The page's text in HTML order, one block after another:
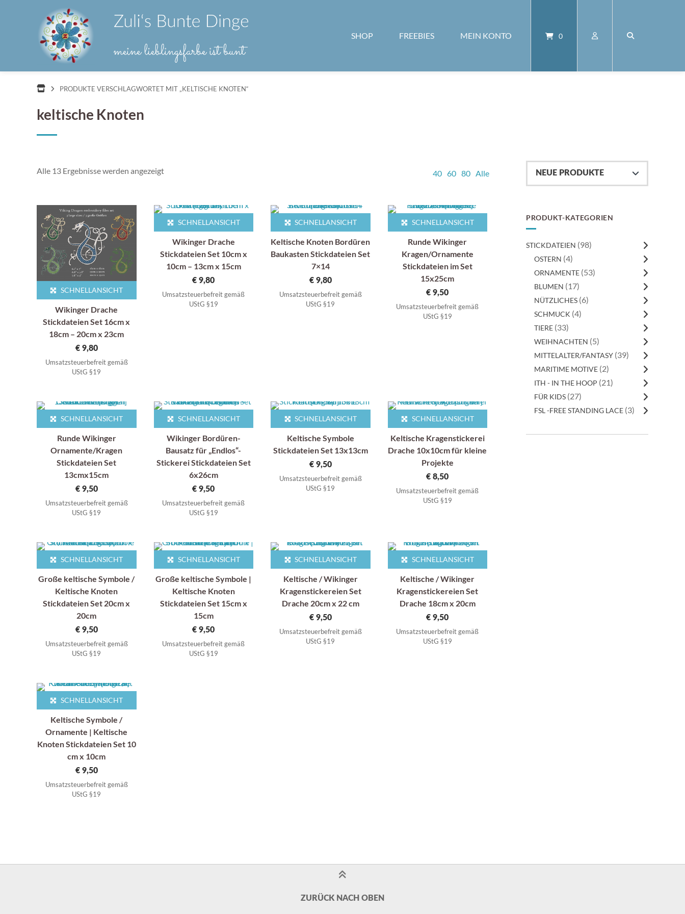
SHOP FREEBIES MEIN KONTO 0
PRODUKTE VERSCHLAGWORTET MIT „KELTISCHE KNOTEN“
keltische Knoten
Alle 13 Ergebnisse werden angezeigtNach
40 60 80 Alle
SCHNELLANSICHT
Wikinger Drache
Stickdateien Set 16cm x
18cm – 20cm x 23cm
€9,80
Umsatzsteuerbefreit gemäß
UStG §19
SCHNELLANSICHT
Wikinger Drache
Stickdateien Set 10cm x
10cm – 13cm x 15cm
€ 9,80
Umsatzsteuerbefreit gemäß
UStG §19
SCHNELLANSICHT
Keltische Knoten Bordüren
Baukasten Stickdateien Set
7×14
€9,80
Umsatzsteuerbefreit gemäß
UStG §19
SCHNELLANSICHT
Runde Wikinger
Kragen/Ornamente
Stickdateien im Set
15x25cm
€ 9,50
Umsatzsteuerbefreit gemäß
UStG §19
SCHNELLANSICHT
Runde Wikinger
Ornamente/Kragen
Stickdateien Set
13cmx15cm
€9,50
Umsatzsteuerbefreit gemäß
UStG §19
SCHNELLANSICHT
Wikinger Bordüren-
Bausatz für „Endlos“-
Stickerei Stickdateien Set
6x26cm
€ 9,50
Umsatzsteuerbefreit gemäß
UStG §19
SCHNELLANSICHT
Keltische Symbole
Stickdateien Set 13x13cm
€9,50
Umsatzsteuerbefreit gemäß
UStG §19
SCHNELLANSICHT
Keltische Kragenstickerei
Drache 10x10cm für kleine
Projekte
€ 8,50
Umsatzsteuerbefreit gemäß
UStG §19
SCHNELLANSICHT
Große keltische Symbole /
Keltische Knoten
Stickdateien Set 20cm x
20cm
€9,50
Umsatzsteuerbefreit gemäß
UStG §19
SCHNELLANSICHT
Große keltische Symbole |
Keltische Knoten
Stickdateien Set 15cm x
15cm
€ 9,50
Umsatzsteuerbefreit gemäß
UStG §19
SCHNELLANSICHT
Keltische / Wikinger
Kragenstickereien Set
Drache 20cm x 22 cm
€9,50
Umsatzsteuerbefreit gemäß
UStG §19
SCHNELLANSICHT
Keltische / Wikinger
Kragenstickereien Set
Drache 18cm x 20cm
€ 9,50
Umsatzsteuerbefreit gemäß
UStG §19
SCHNELLANSICHT
Keltische Symbole /
Ornamente | Keltische
Knoten Stickdateien Set 10
cm x 10cm
€9,50
Umsatzsteuerbefreit gemäß
UStG §19
PRODUKT-KATEGORIEN
STICKDATEIEN (98)
OSTERN (4)
ORNAMENTE (53)
BLUMEN (17)
NÜTZLICHES (6)
SCHMUCK (4)
TIERE (33)
WEIHNACHTEN (5)
MITTELALTER/FANTASY (39)
MARITIME MOTIVE (2)
ITH - IN THE HOOP (21)
FÜR KIDS (27)
FSL -FREE STANDING LACE (3)
ZURÜCK NACH OBEN